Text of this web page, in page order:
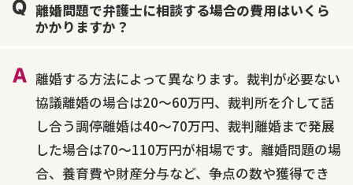
不貞・不倫慰謝料請求
国際離婚
養育費問題
財産分与
離婚問題で弁護士に相談する場合の費用はいくら
かかりますか？
離婚する方法によって異なります。裁判が必要ない
協議離婚の場合は20～60万円、裁判所を介して話
し合う調停離婚は40～70万円、裁判離婚まで発展
した場合は70～110万円が相場です。離婚問題の場
合、養育費や財産分与など、争点の数や獲得でき